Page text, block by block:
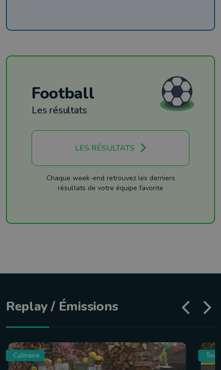
Football
Les résultats
LES RÉSULTATS
Chaque week-end retrouvez les derniers
résultats de votre équipe favorite
Replay / Émissions
Culinaire